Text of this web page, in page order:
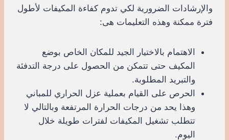
والإرشادات الضرورية لكي تدوم كفاءة المكيفات لأطول
فترة ممكنة وهذه التعليمات هى:
الاهتمام بالاختيار الجيد للمكان الخاص بوضع
المكيف حتى تتمكن من الحصول على درجة التدفئة
والتبريد المطلوبة.
الحرص على القيام بعملية عزل الحراري للمباني
وهذا يحد من درجات الحرارة المرتفعة وبالتالي لا
تتطلب تشغيل المكيفات لفترات طويلة خلال
اليوم.